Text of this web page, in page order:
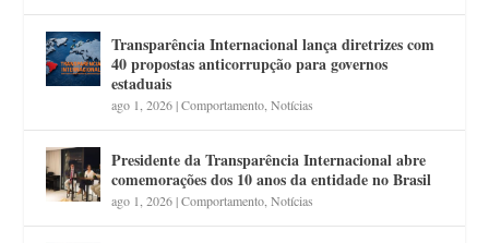
Transparência Internacional lança diretrizes com
40 propostas anticorrupção para governos
estaduais
ago 1, 2026|Comportamento,Notícias
Presidente da Transparência Internacional abre
comemorações dos 10 anos da entidade no Brasil
ago 1, 2026|Comportamento,Notícias